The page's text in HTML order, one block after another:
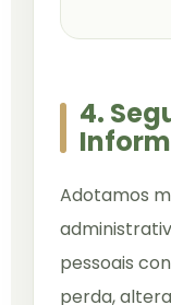
4.
Adotamos
pessoais
perda,